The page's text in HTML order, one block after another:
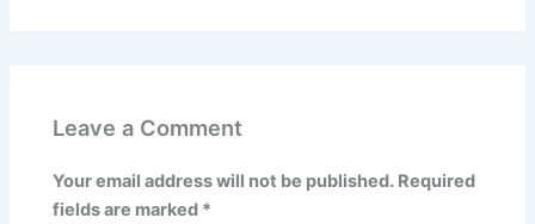
Leave a Comment
Your email address will not be published. Required
fields are marked *